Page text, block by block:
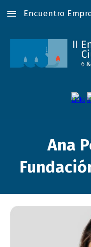
Skip to main content
Encuentro
Ana